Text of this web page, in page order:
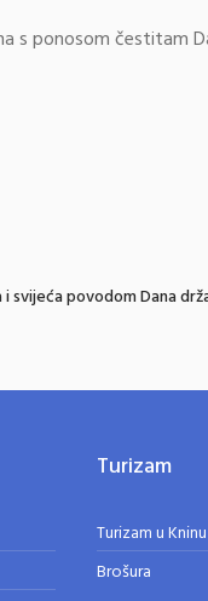
s ponosom čestitam
svijeća povodom Dana
Turizam
Turizam u Kninu
Brošura